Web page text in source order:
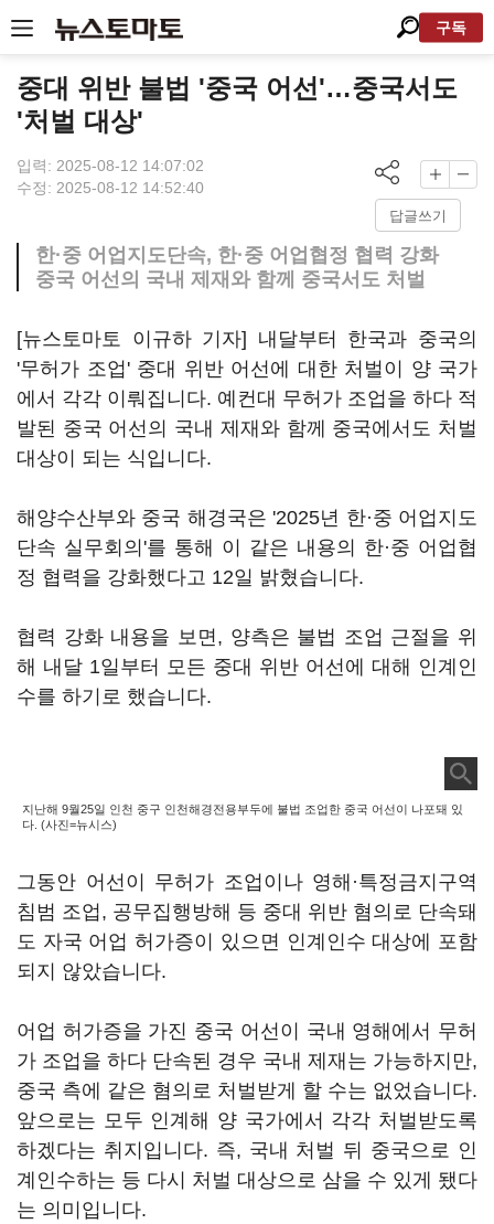
구독
중대 위반 불법 '중국 어선'…중국서도
'처벌 대상'
입력: 2025-08-12 14:07:02
수정: 2025-08-12 14:52:40
답글쓰기
한·중 어업지도단속, 한·중 어업협정 협력 강화
중국 어선의 국내 제재와 함께 중국서도 처벌
[뉴스토마토 이규하 기자] 내달부터 한국과 중국의
'무허가 조업' 중대 위반 어선에 대한 처벌이 양 국가
에서 각각 이뤄집니다. 예컨대 무허가 조업을 하다 적
발된 중국 어선의 국내 제재와 함께 중국에서도 처벌
대상이 되는 식입니다.
해양수산부와 중국 해경국은 '2025년 한·중 어업지도
단속 실무회의'를 통해 이 같은 내용의 한·중 어업협
정 협력을 강화했다고 12일 밝혔습니다.
협력 강화 내용을 보면, 양측은 불법 조업 근절을 위
해 내달 1일부터 모든 중대 위반 어선에 대해 인계인
수를 하기로 했습니다.
지난해 9월25일 인천 중구 인천해경전용부두에 불법 조업한 중국 어선이 나포돼 있
다. (사진=뉴시스)
그동안 어선이 무허가 조업이나 영해·특정금지구역
침범 조업, 공무집행방해 등 중대 위반 혐의로 단속돼
도 자국 어업 허가증이 있으면 인계인수 대상에 포함
되지 않았습니다.
어업 허가증을 가진 중국 어선이 국내 영해에서 무허
가 조업을 하다 단속된 경우 국내 제재는 가능하지만,
중국 측에 같은 혐의로 처벌받게 할 수는 없었습니다.
앞으로는 모두 인계해 양 국가에서 각각 처벌받도록
하겠다는 취지입니다. 즉, 국내 처벌 뒤 중국으로 인
계인수하는 등 다시 처벌 대상으로 삼을 수 있게 됐다
는 의미입니다.